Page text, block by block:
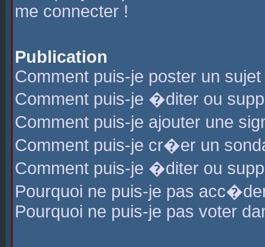
me connecter !
Publication
Comment puis-je poster un
Comment puis-je �diter ou
Comment puis-je ajouter une
Comment puis-je cr�er un
Comment puis-je �diter ou
Pourquoi ne puis-je pas
Pourquoi ne puis-je pas voter